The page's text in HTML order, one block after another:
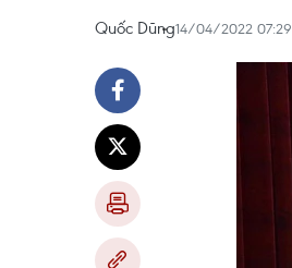
Quốc Dũng14/04/2022 07:29